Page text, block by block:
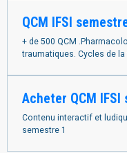
QCM IFSI
+ de 500 QCM
traumatiques. Cycles de
Acheter QCM IFSI
Contenu interactif et
semestre 1